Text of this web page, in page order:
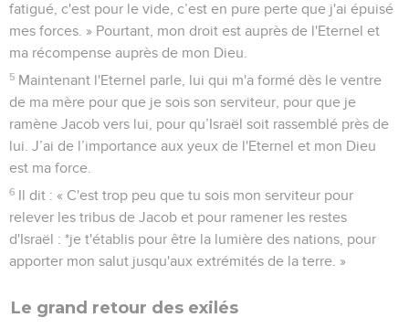
fatigué, c'est pour le vide, c’est en pure perte que j'ai épuisé
mes forces. » Pourtant, mon droit est auprès de l'Eternel et
ma récompense auprès de mon Dieu.
5 Maintenant l'Eternel parle, lui qui m'a formé dès le ventre
de ma mère pour que je sois son serviteur, pour que je
ramène Jacob vers lui, pour qu’Israël soit rassemblé près de
lui. J’ai de l’importance aux yeux de l'Eternel et mon Dieu
est ma force.
6 Il dit : « C'est trop peu que tu sois mon serviteur pour
relever les tribus de Jacob et pour ramener les restes
d'Israël : *je t'établis pour être la lumière des nations, pour
apporter mon salut jusqu'aux extrémités de la terre. »
Le grand retour des exilés